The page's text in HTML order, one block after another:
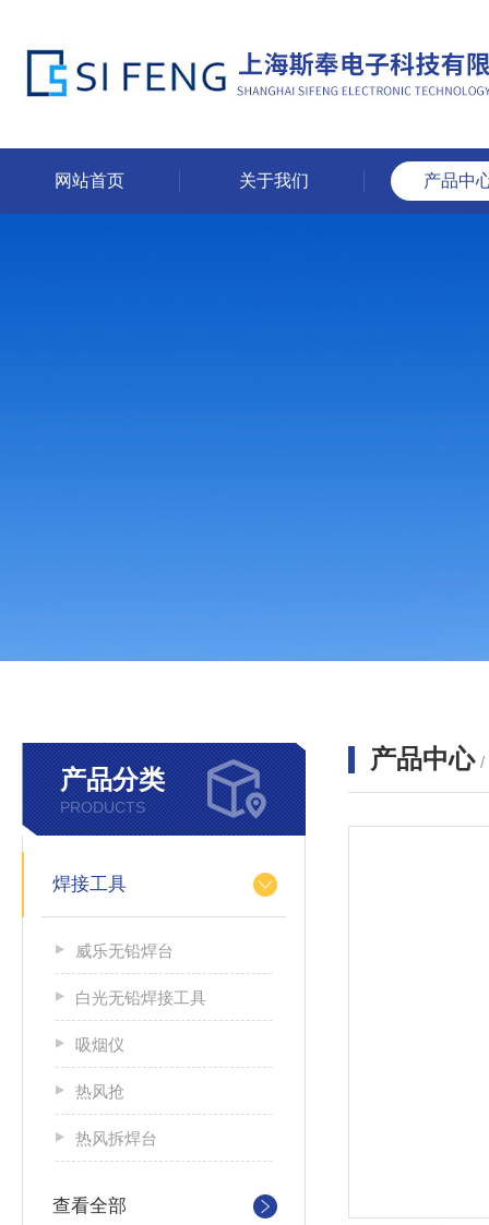
网站首页 关于我们 产品中
产品分类
PRODUCTS
焊接工具
威乐无铅焊台
白光无铅焊接工具
吸烟仪
热风抢
热风拆焊台
查看全部
产品中心 /